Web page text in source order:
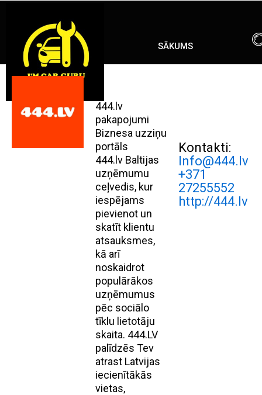
SĀKUMS
444.lv
pakapojumi
Biznesa uzziņu
portāls
444.lv Baltijas
uzņēmumu
ceļvedis, kur
iespējams
pievienot un
skatīt klientu
atsauksmes,
kā arī
noskaidrot
populārākos
uzņēmumus
pēc sociālo
tīklu lietotāju
skaita. 444.LV
palīdzēs Tev
atrast Latvijas
iecienītākās
vietas,
Kontakti:
Info@444.lv
+371
27255552
http://444.lv